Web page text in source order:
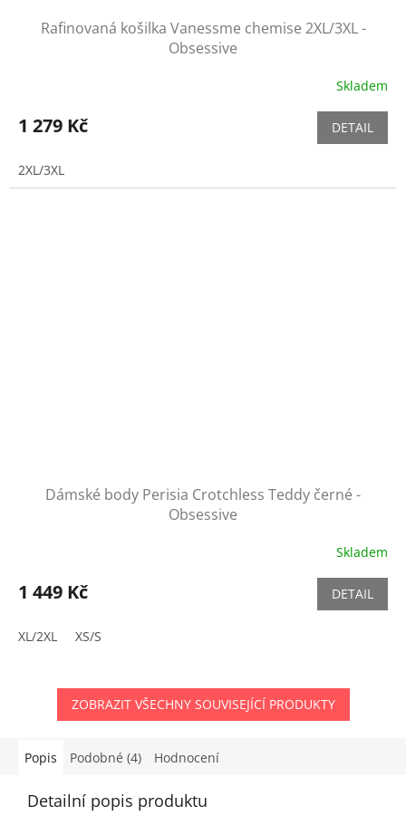
Rafinovaná košilka Vanessme chemise 2XL/3XL -
Obsessive
Skladem
1 279 Kč DETAIL
2XL/3XL
Dámské body Perisia Crotchless Teddy černé -
Obsessive
Skladem
1 449 Kč DETAIL
XL/2XL XS/S
ZOBRAZIT VŠECHNY SOUVISEJÍCÍ PRODUKTY
Popis Podobné (4) Hodnocení
Detailní popis produktu